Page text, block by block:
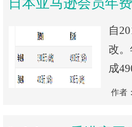
日本亚马逊会员年
自
改
成
作者